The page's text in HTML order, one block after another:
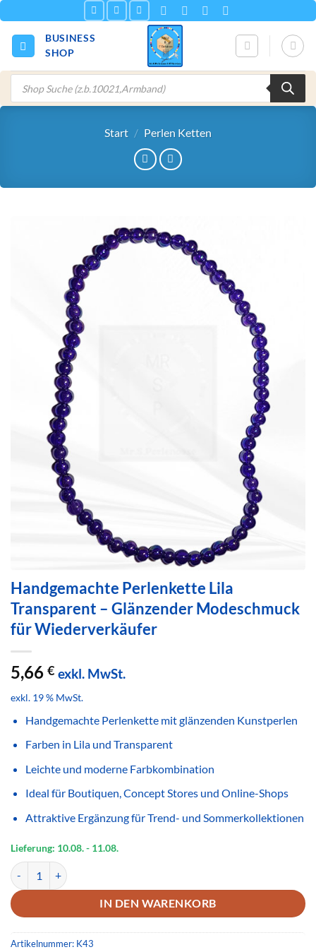
Inhalt
springen
BUSINESS
SHOP
Products
search
Start / Perlen Ketten
Handgemachte Perlenkette Lila
Transparent – Glänzender Modeschmuck
für Wiederverkäufer
5,66 € exkl. MwSt.
exkl. 19 % MwSt.
Handgemachte Perlenkette mit glänzenden Kunstperlen
Farben in Lila und Transparent
Leichte und moderne Farbkombination
Ideal für Boutiquen, Concept Stores und Online-Shops
Attraktive Ergänzung für Trend- und Sommerkollektionen
Lieferung: 10.08.- 11.08.
Handgemachte Perlenkette Lila Transparent – Glänzender
IN DEN WARENKORB
Artikelnummer: K43